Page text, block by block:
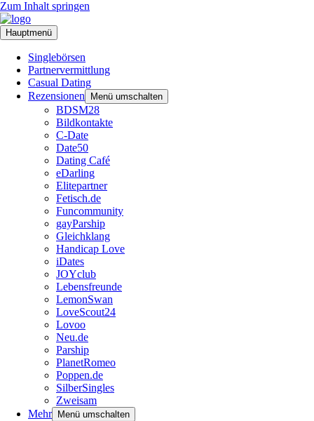
Zum Inhalt springen
Hauptmenü
Singlebörsen
Partnervermittlung
Casual Dating
Rezensionen
Menü umschalten
BDSM28
Bildkontakte
C-Date
Date50
Dating Café
eDarling
Elitepartner
Fetisch.de
Funcommunity
gayParship
Gleichklang
Handicap Love
iDates
JOYclub
Lebensfreunde
LemonSwan
LoveScout24
Lovoo
Neu.de
Parship
PlanetRomeo
Poppen.de
SilberSingles
Zweisam
Mehr
Menü umschalten